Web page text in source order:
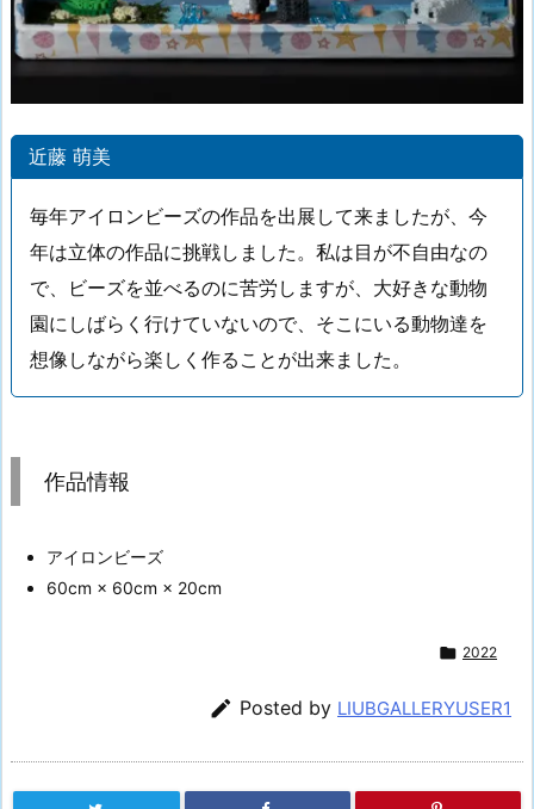
近藤 萌美
毎年アイロンビーズの作品を出展して来ましたが、今
年は立体の作品に挑戦しました。私は目が不自由なの
で、ビーズを並べるのに苦労しますが、大好きな動物
園にしばらく行けていないので、そこにいる動物達を
想像しながら楽しく作ることが出来ました。
作品情報
アイロンビーズ
60cm × 60cm × 20cm
 2022
 Posted by LIUBGALLERYUSER1